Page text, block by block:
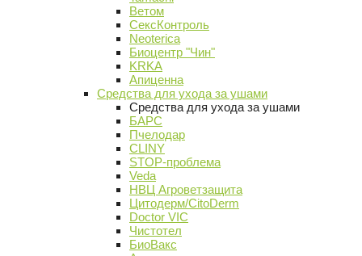
Ветом
СексКонтроль
Neoterica
Биоцентр "Чин"
KRKA
Апиценна
Средства для ухода за ушами
Средства для ухода за ушами
БАРС
Пчелодар
CLINY
STOP-проблема
Veda
НВЦ Агроветзащита
Цитодерм/CitoDerm
Doctor VIC
Чистотел
БиоВакс